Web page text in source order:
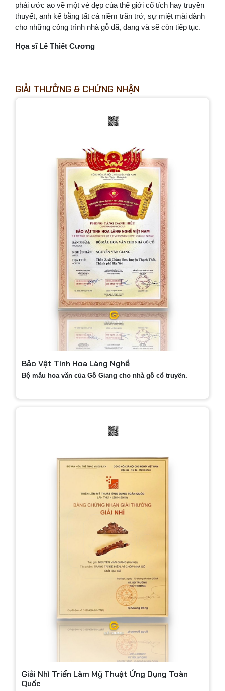
phải ước ao về một vẻ đẹp của thế giới cổ tích hay truyền
thuyết, anh kể bằng tất cả niềm trăn trở, sự miệt mài dành
cho những công trình nhà gỗ đã, đang và sẽ còn tiếp tục.
Họa sĩ Lê Thiết Cương
GIẢI THƯỞNG & CHỨNG NHẬN
Bảo Vật Tinh Hoa Làng Nghề
Bộ mẫu hoa văn của Gỗ Giang cho nhà gỗ cổ truyền.
Giải Nhì Triển Lãm Mỹ Thuật Ứng Dụng Toàn
Quốc